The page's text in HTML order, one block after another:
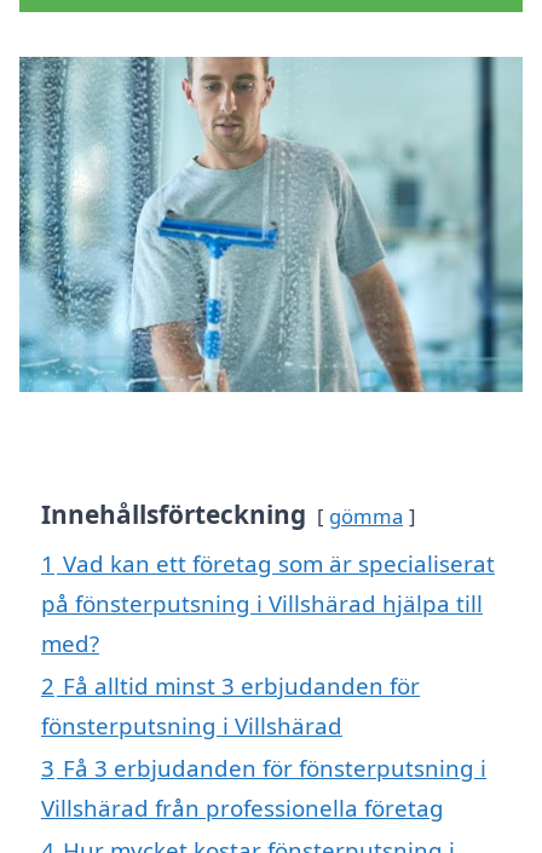
Innehållsförteckning gömma
1 Vad kan ett företag som är specialiserat
på fönsterputsning i Villshärad hjälpa till
med?
2 Få alltid minst 3 erbjudanden för
fönsterputsning i Villshärad
3 Få 3 erbjudanden för fönsterputsning i
Villshärad från professionella företag